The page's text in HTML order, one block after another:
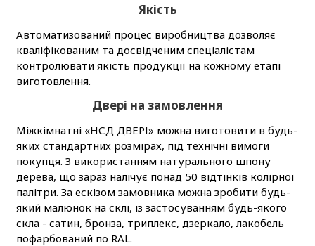
Якість
Автоматизований процес виробництва дозволяє
кваліфікованим та досвідченим спеціалістам
контролювати якість продукції на кожному етапі
виготовлення.
Двері на замовлення
Міжкімнатні «НСД ДВЕРІ» можна виготовити в будь-
яких стандартних розмірах, під технічні вимоги
покупця. З використанням натурального шпону
дерева, що зараз налічує понад 50 відтінків колірної
палітри. За ескізом замовника можна зробити будь-
який малюнок на склі, із застосуванням будь-якого
скла - сатин, бронза, триплекс, дзеркало, лакобель
пофарбований по RAL.